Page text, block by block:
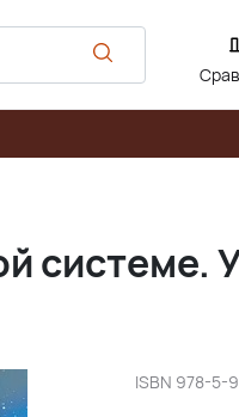
системе.
ISBN 978-5-